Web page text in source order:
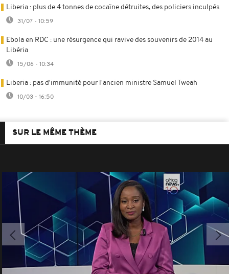
Liberia : plus de 4 tonnes de cocaïne détruites, des policiers inculpés
31/07 - 10:59
Ebola en RDC : une résurgence qui ravive des souvenirs de 2014 au
Libéria
15/06 - 10:34
Liberia : pas d'immunité pour l'ancien ministre Samuel Tweah
10/03 - 16:50
SUR LE MÊME THÈME